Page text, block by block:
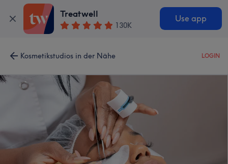
Treatwell
130K
Use app
Kosmetikstudios in der Nähe LOGIN